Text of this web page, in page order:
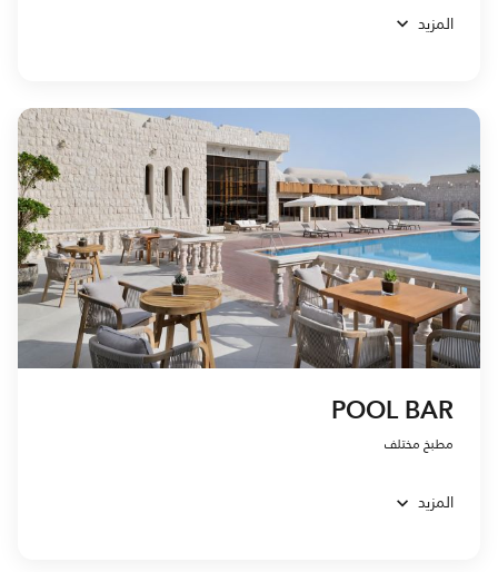
المزيد
POOL BAR
مطبخ مختلف
المزيد